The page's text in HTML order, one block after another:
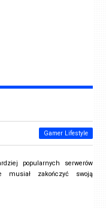
Gamer Lifestyle
popularnych serwerów
musiał zakończyć swoją